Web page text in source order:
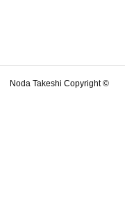
Noda Takeshi Copyright ©